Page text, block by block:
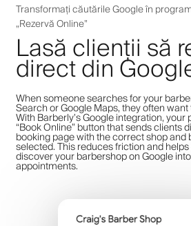
Transformați căutările Google în
„Rezervă Online”
Lasă clienții să
direct din
When someone searches for your
Search or Google Maps, they often
With Barberly’s Google integration, your
“Book Online” button that sends clients
booking page with the correct shop
selected. This reduces friction and
discover your barbershop on Google
appointments.